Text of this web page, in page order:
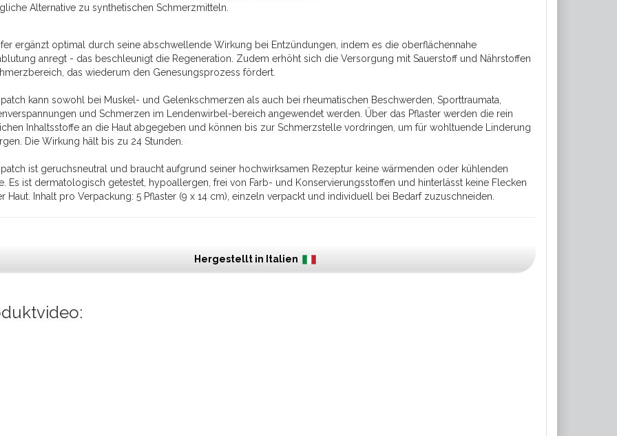
Alternative zu synthetischen Schmerzmitteln.
ergänzt optimal durch seine abschwellende Wirkung bei Entzündungen, indem es die oberflächennahe
anregt - das beschleunigt die Regeneration. Zudem erhöht sich die Versorgung mit Sauerstoff und Nährstoffen
das wiederum den Genesungsprozess fördert.
kann sowohl bei Muskel- und Gelenkschmerzen als auch bei rheumatischen Beschwerden, Sporttraumata,
und Schmerzen im Lendenwirbel-bereich angewendet werden. Über das Pflaster werden die rein
Inhaltsstoffe an die Haut abgegeben und können bis zur Schmerzstelle vordringen, um für wohltuende Linderung
Die Wirkung hält bis zu 24 Stunden.
ist geruchsneutral und braucht aufgrund seiner hochwirksamen Rezeptur keine wärmenden oder kühlenden
Es ist dermatologisch getestet, hypoallergen, frei von Farb- und Konservierungsstoffen und hinterlässt keine Flecken
Haut. Inhalt pro Verpackung: 5 Pflaster (9 x 14 cm), einzeln verpackt und individuell bei Bedarf zuzuschneiden.
Hergestellt in Italien